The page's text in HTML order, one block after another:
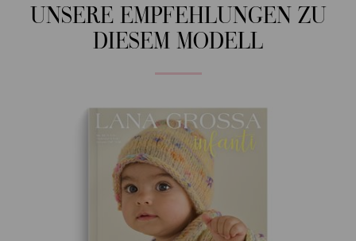
UNSERE EMPFEHLUNGEN ZU
DIESEM MODELL